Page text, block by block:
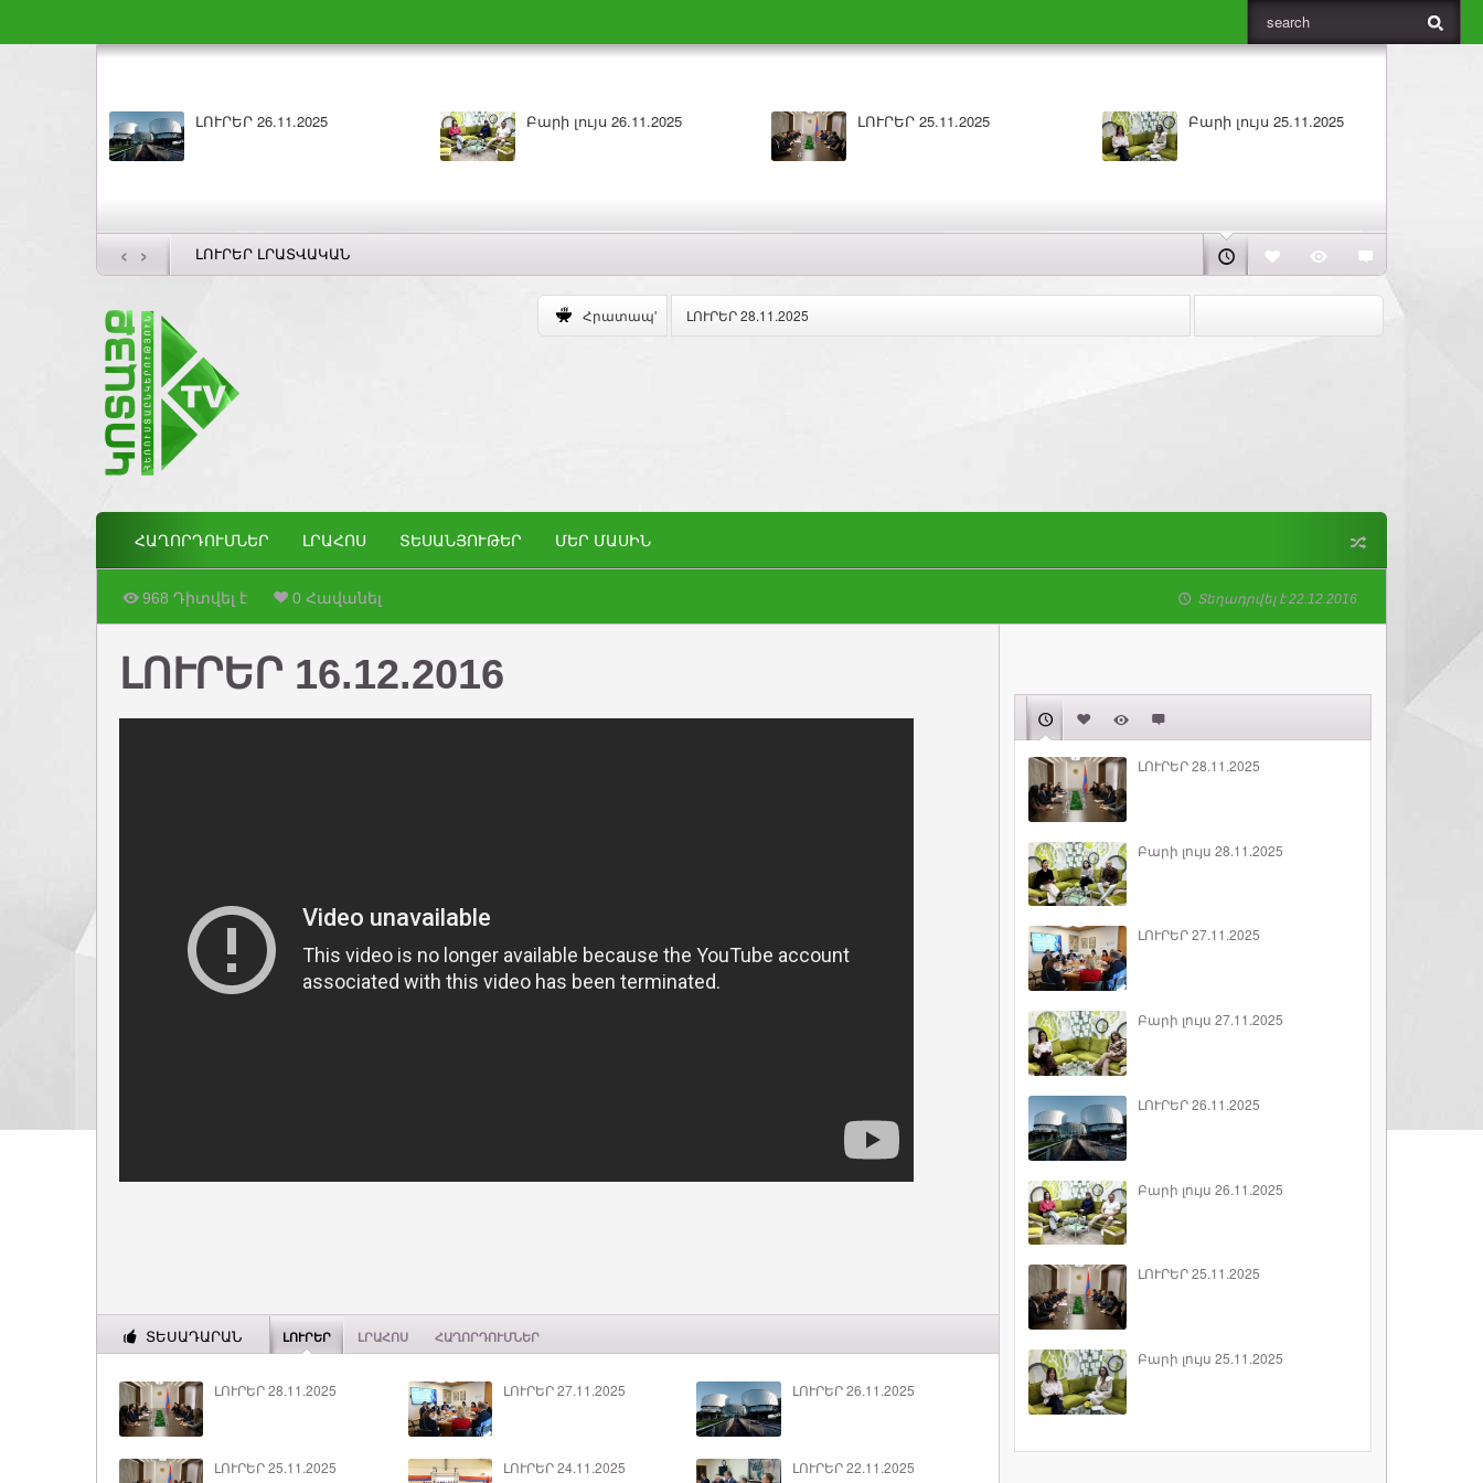
ԼՈՒՐԵՐ 26.11.2025 Բարի լույս 26.11.2025 ԼՈՒՐԵՐ 25.11.2025 Բարի լույս 25.11.2025
‹ › ԼՈՒՐԵՐ ԼՐԱՏՎԱԿԱՆ
Հրատապ' ԼՈՒՐԵՐ 28.11.2025
ՀԱՂՈՐԴՈՒՄՆԵՐ ԼՐԱՀՈՍ ՏԵՍԱՆՅՈՒԹԵՐ ՄԵՐ ՄԱՍԻՆ
968 Դիտվել է 0 Հավանել Տեղադրվել է 22.12.2016
ԼՈՒՐԵՐ 16.12.2016
ՏԵՍԱԴԱՐԱՆ ԼՈՒՐԵՐ ԼՐԱՀՈՍ ՀԱՂՈՐԴՈՒՄՆԵՐ
ԼՈՒՐԵՐ 28.11.2025 ԼՈՒՐԵՐ 27.11.2025 ԼՈՒՐԵՐ 26.11.2025
ԼՈՒՐԵՐ 25.11.2025 ԼՈՒՐԵՐ 24.11.2025 ԼՈՒՐԵՐ 22.11.2025
ԼՈՒՐԵՐ 28.11.2025
Բարի լույս 28.11.2025
ԼՈՒՐԵՐ 27.11.2025
Բարի լույս 27.11.2025
ԼՈՒՐԵՐ 26.11.2025
Բարի լույս 26.11.2025
ԼՈՒՐԵՐ 25.11.2025
Բարի լույս 25.11.2025